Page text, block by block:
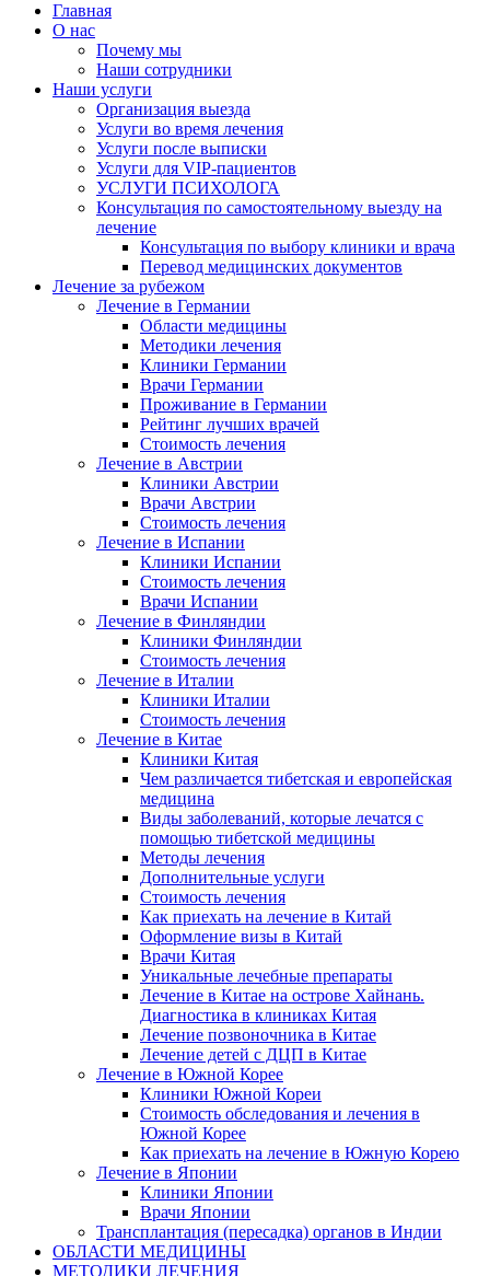
Главная
О нас
Почему мы
Наши сотрудники
Наши услуги
Организация выезда
Услуги во время лечения
Услуги после выписки
Услуги для VIP-пациентов
УСЛУГИ ПСИХОЛОГА
Консультация по самостоятельному выезду на
лечение
Консультация по выбору клиники и врача
Перевод медицинских документов
Лечение за рубежом
Лечение в Германии
Области медицины
Методики лечения
Клиники Германии
Врачи Германии
Проживание в Германии
Рейтинг лучших врачей
Стоимость лечения
Лечение в Австрии
Клиники Австрии
Врачи Австрии
Стоимость лечения
Лечение в Испании
Клиники Испании
Стоимость лечения
Врачи Испании
Лечение в Финляндии
Клиники Финляндии
Стоимость лечения
Лечение в Италии
Клиники Италии
Стоимость лечения
Лечение в Китае
Клиники Китая
Чем различается тибетская и европейская
медицина
Виды заболеваний, которые лечатся с
помощью тибетской медицины
Методы лечения
Дополнительные услуги
Стоимость лечения
Как приехать на лечение в Китай
Оформление визы в Китай
Врачи Китая
Уникальные лечебные препараты
Лечение в Китае на острове Хайнань.
Диагностика в клиниках Китая
Лечение позвоночника в Китае
Лечение детей с ДЦП в Китае
Лечение в Южной Корее
Клиники Южной Кореи
Стоимость обследования и лечения в
Южной Корее
Как приехать на лечение в Южную Корею
Лечение в Японии
Клиники Японии
Врачи Японии
Трансплантация (пересадка) органов в Индии
ОБЛАСТИ МЕДИЦИНЫ
МЕТОДИКИ ЛЕЧЕНИЯ